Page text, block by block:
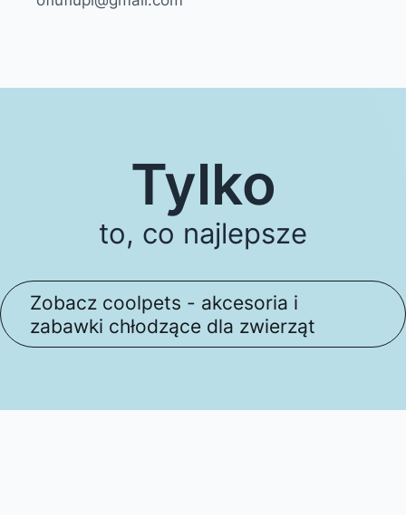
Tylko
to, co najlepsze
Zobacz coolpets - akcesoria i
zabawki chłodzące dla zwierząt